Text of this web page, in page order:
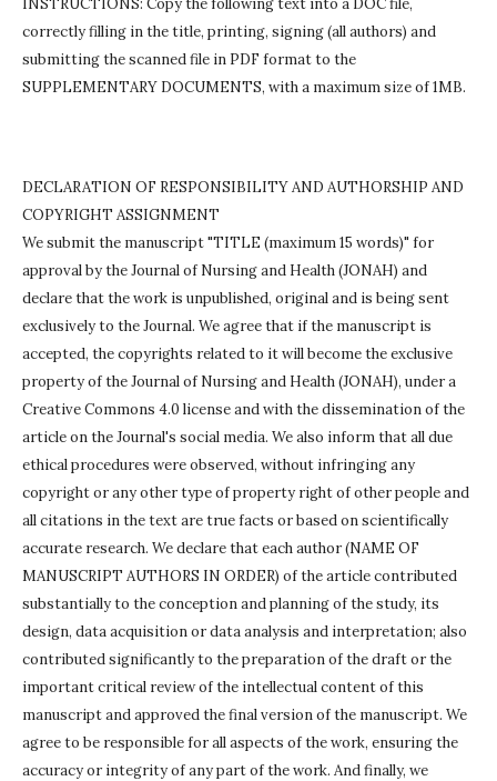
INSTRUCTIONS: Copy the following text into a DOC file,
correctly filling in the title, printing, signing (all authors) and
submitting the scanned file in PDF format to the
SUPPLEMENTARY DOCUMENTS, with a maximum size of 1MB.
DECLARATION OF RESPONSIBILITY AND AUTHORSHIP AND
COPYRIGHT ASSIGNMENT
We submit the manuscript "TITLE (maximum 15 words)" for
approval by the Journal of Nursing and Health (JONAH) and
declare that the work is unpublished, original and is being sent
exclusively to the Journal. We agree that if the manuscript is
accepted, the copyrights related to it will become the exclusive
property of the Journal of Nursing and Health (JONAH), under a
Creative Commons 4.0 license and with the dissemination of the
article on the Journal's social media. We also inform that all due
ethical procedures were observed, without infringing any
copyright or any other type of property right of other people and
all citations in the text are true facts or based on scientifically
accurate research. We declare that each author (NAME OF
MANUSCRIPT AUTHORS IN ORDER) of the article contributed
substantially to the conception and planning of the study, its
design, data acquisition or data analysis and interpretation; also
contributed significantly to the preparation of the draft or the
important critical review of the intellectual content of this
manuscript and approved the final version of the manuscript. We
agree to be responsible for all aspects of the work, ensuring the
accuracy or integrity of any part of the work. And finally, we